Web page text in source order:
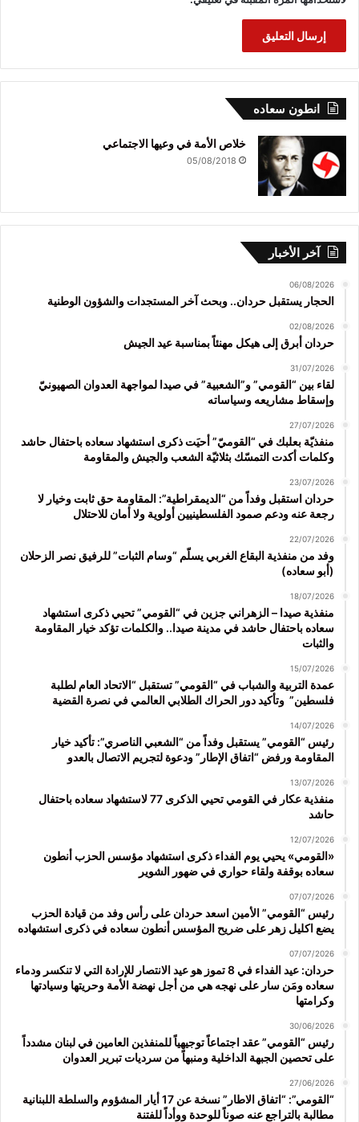
انطون سعاده
خلاص الأمة في وعيها الاجتماعي
05/08/2018
آخر الأخبار
06/08/2026
الحجار يستقبل حردان.. وبحث آخر المستجدات والشؤون الوطنية
02/08/2026
حردان أبرق إلى هيكل مهنئاً بمناسبة عيد الجيش
31/07/2026
لقاء بين “القومي” و”الشعبية” في صيدا لمواجهة العدوان الصهيونيّ
وإسقاط مشاريعه وسياساته
27/07/2026
منفذيّة بعلبك في “القوميّ” أحيَت ذكرى استشهاد سعاده باحتفال حاشد
وكلمات أكدت التمسّك بثلاثيّة الشعب والجيش والمقاومة
23/07/2026
حردان استقبل وفداً من “الديمقراطية”: المقاومة حق ثابت وخيار لا
رجعة عنه ودعم صمود الفلسطينيين أولوية ولا أمان للاحتلال
22/07/2026
وفد من منفذية البقاع الغربي يسلّم “وسام الثبات” للرفيق نصر الزحلان
(أبو سعاده)
18/07/2026
منفذية صيدا – الزهراني جزين في “القومي” تحيي ذكرى استشهاد
سعاده باحتفال حاشد في مدينة صيدا.. والكلمات تؤكد خيار المقاومة
والثبات
15/07/2026
عمدة التربية والشباب في “القومي” تستقبل “الاتحاد العام لطلبة
فلسطين” وتأكيد دور الحراك الطلابي العالمي في نصرة القضية
14/07/2026
رئيس “القومي” يستقبل وفداً من “الشعبي الناصري”: تأكيد خيار
المقاومة ورفض “اتفاق الإطار” ودعوة لتجريم الاتصال بالعدو
13/07/2026
منفذية عكار في القومي تحيي الذكرى 77 لاستشهاد سعاده باحتفال
حاشد
12/07/2026
«القومي» يحيي يوم الفداء ذكرى استشهاد مؤسس الحزب أنطون
سعاده بوقفة ولقاء حواري في ضهور الشوير
07/07/2026
رئيس “القومي” الأمين اسعد حردان على رأس وفد من قيادة الحزب
يضع اكليل زهر على ضريح المؤسس أنطون سعاده في ذكرى استشهاده
07/07/2026
حردان: عيد الفداء في 8 تموز هو عيد الانتصار للإرادة التي لا تنكسر ودماء
سعاده ومَن سار على نهجه هي من أجل نهضة الأمة وحريتها وسيادتها
وكرامتها
30/06/2026
رئيس “القومي” عقد اجتماعاً توجيهياً للمنفذين العامين في لبنان مشدداً
على تحصين الجبهة الداخلية ومنبهاً من سرديات تبرير العدوان
27/06/2026
“القومي”: “اتفاق الاطار” نسخة عن 17 أيار المشؤوم والسلطة اللبنانية
مطالبة بالتراجع عنه صوناً للوحدة ووأداً للفتنة